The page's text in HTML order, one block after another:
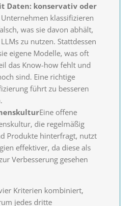
Daten: konservativ oder
klassifizieren
was sie davon abhält,
zu nutzen. Stattdessen
eigene Modelle, was oft
das Know-how fehlt und
sind. Eine richtige
führt zu besseren
Eine offene
die regelmäßig
Produkte hinterfragt, nutzt
effektiver, da diese als
Verbesserung gesehen
Kriterien kombiniert,
jedes dritte